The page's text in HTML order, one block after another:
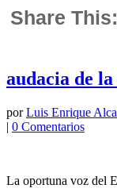
Share This:
audacia de la
porLuis Enrique
| 0 Comentarios
La oportuna voz del